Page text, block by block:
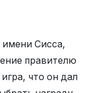
Сисса,
правителю
что он дал